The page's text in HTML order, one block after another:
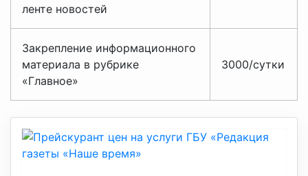
ленте новостей
Закрепление информационного
материала в рубрике
«Главное»
3000/сутки